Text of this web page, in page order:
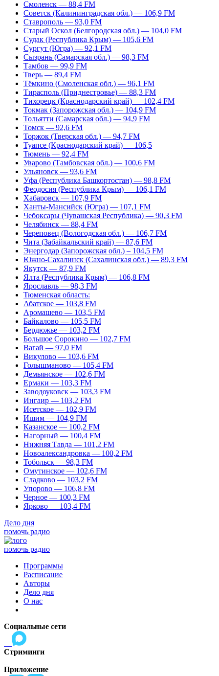
Смоленск — 88,4 FM
Советск (Калининградская обл.) — 106,9 FM
Ставрополь — 93,0 FM
Старый Оскол (Белгородская обл.) — 104,0 FM
Судак (Республика Крым) — 105,6 FM
Сургут (Югра) — 92,1 FM
Сызрань (Самарская обл.) — 98,3 FM
Тамбов — 99,9 FM
Тверь — 89,4 FM
Тёмкино (Смоленская обл.) — 96,1 FM
Тирасполь (Приднестровье) — 88,3 FM
Тихорецк (Краснодарский край) — 102,4 FM
Токмак (Запорожская обл.) — 104,9 FM
Тольятти (Самарская обл.) — 94,9 FM
Томск — 92,6 FM
Торжок (Тверская обл.) — 94,7 FM
Туапсе (Краснодарский край) — 106,5
Тюмень — 92,4 FM
Уварово (Тамбовская обл.) — 100,6 FM
Ульяновск — 93,6 FM
Уфа (Республика Башкортостан) — 98,8 FM
Феодосия (Республика Крым) — 106,1 FM
Хабаровск — 107,9 FM
Ханты-Мансийск (Югра) — 107,1 FM
Чебоксары (Чувашская Республика) — 90,3 FM
Челябинск — 88,4 FM
Череповец (Вологодская обл.) — 106,7 FM
Чита (Забайкальский край) — 87,6 FM
Энергодар (Запорожская обл.) – 104,5 FM
Южно-Сахалинск (Сахалинская обл.) — 89,3 FM
Якутск — 87,9 FM
Ялта (Республика Крым) — 106,8 FM
Ярославль — 98,3 FM
Тюменская область:
Абатское — 103,8 FM
Аромашево — 103,5 FM
Байкалово — 105,5 FM
Бердюжье — 103,2 FM
Большое Сорокино — 102,7 FM
Вагай — 97,0 FM
Викулово — 103,6 FM
Голышманово — 105,4 FM
Демьянское — 102,6 FM
Ермаки — 103,3 FM
Заводоуковск — 103,3 FM
Ингаир — 103,2 FM
Исетское — 102,9 FM
Ишим — 104,9 FM
Казанское — 100,2 FM
Нагорный — 100,4 FM
Нижняя Тавда — 101,2 FM
Новоалександровка — 100,2 FM
Тобольск — 98,3 FM
Омутинское — 102,6 FM
Сладково — 103,2 FM
Упорово — 106,8 FM
Черное — 100,3 FM
Ярково — 103,4 FM
Дело дня
помочь радио
помочь радио
Программы
Расписание
Авторы
Дело дня
О нас
Социальные сети
Стриминги
Приложение